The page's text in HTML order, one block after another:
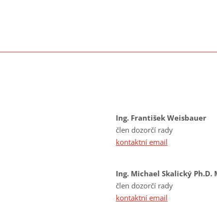
Ing. František Weisbauer
člen dozorčí rady
kontaktní email
Ing. Michael Skalický Ph.D.
člen dozorčí rady
kontaktní email